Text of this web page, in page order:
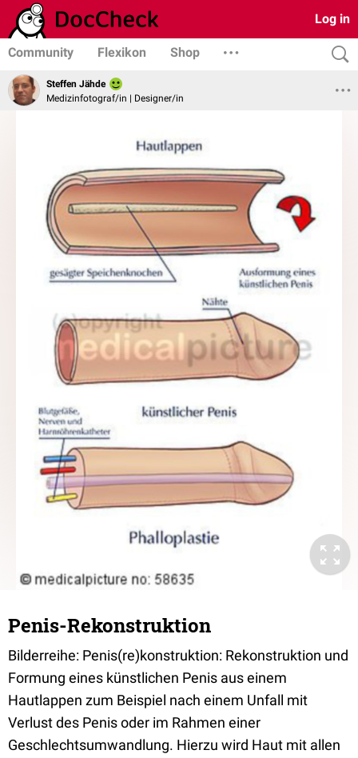
Log in
Community Flexikon Shop
Steffen Jähde
Medizinfotograf/in | Designer/in
Penis-Rekonstruktion
Bilderreihe: Penis(re)konstruktion: Rekonstruktion und
Formung eines künstlichen Penis aus einem
Hautlappen zum Beispiel nach einem Unfall mit
Verlust des Penis oder im Rahmen einer
Geschlechtsumwandlung. Hierzu wird Haut mit allen